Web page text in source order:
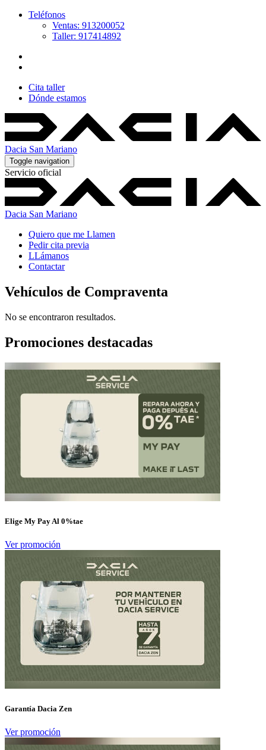
Teléfonos
Ventas: 913200052
Taller: 917414892
Cita taller
Dónde estamos
Dacia San Mariano
Toggle navigation
Servicio oficial
Dacia San Mariano
Quiero que me Llamen
Pedir cita previa
LLámanos
Contactar
Vehículos de Compraventa
No se encontraron resultados.
Promociones destacadas
Elige My Pay Al 0%tae
Ver promoción
Garantía Dacia Zen
Ver promoción